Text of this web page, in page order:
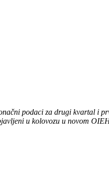
podaci za drugi kvartal i
u kolovozu u novom